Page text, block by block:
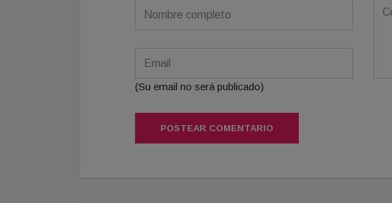
(Su email no será publicado)
POSTEAR COMENTARIO